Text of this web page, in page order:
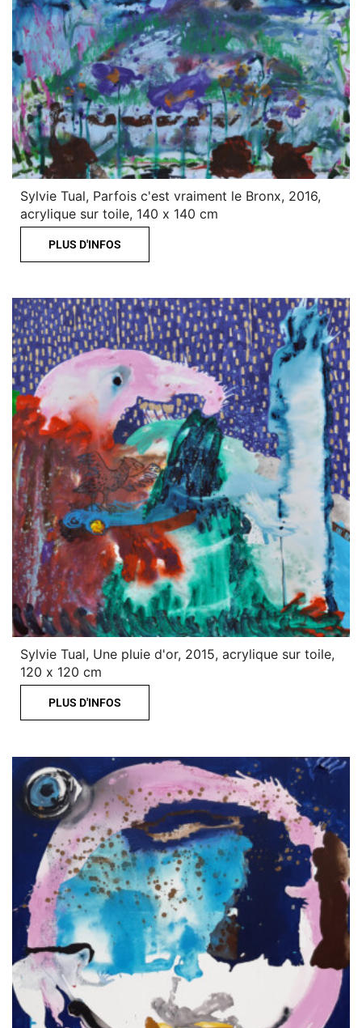
Sylvie Tual, Parfois c'est vraiment le Bronx, 2016,
acrylique sur toile, 140 x 140 cm
PLUS D'INFOS
Sylvie Tual, Une pluie d'or, 2015, acrylique sur toile,
120 x 120 cm
PLUS D'INFOS